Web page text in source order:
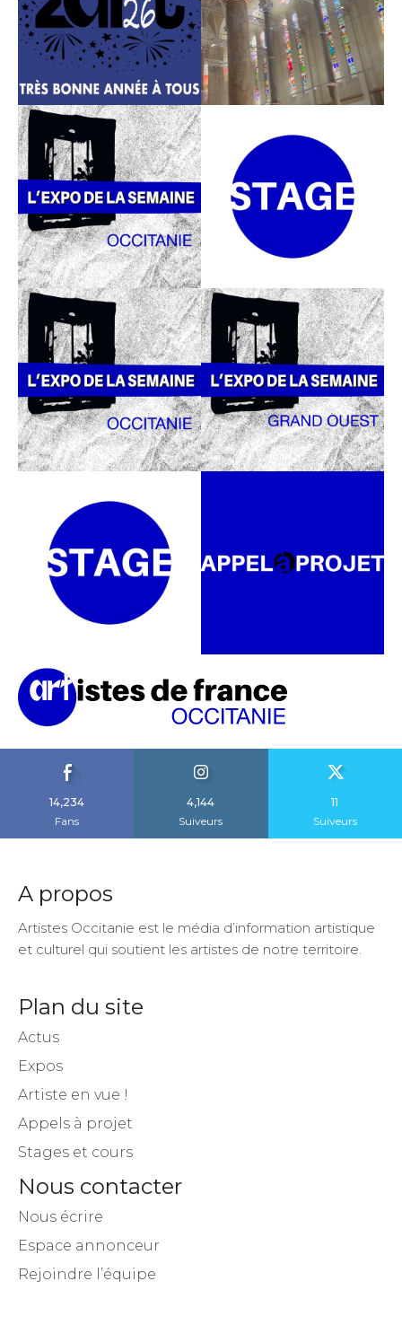
14,234
Fans
4,144
Suiveurs
11
Suiveurs
A propos
Artistes Occitanie est le média d’information artistique
et culturel qui soutient les artistes de notre territoire.
Plan du site
Actus
Expos
Artiste en vue !
Appels à projet
Stages et cours
Nous contacter
Nous écrire
Espace annonceur
Rejoindre l’équipe